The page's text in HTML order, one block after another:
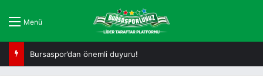
Menü
Bursaspor’dan önemli duyuru!